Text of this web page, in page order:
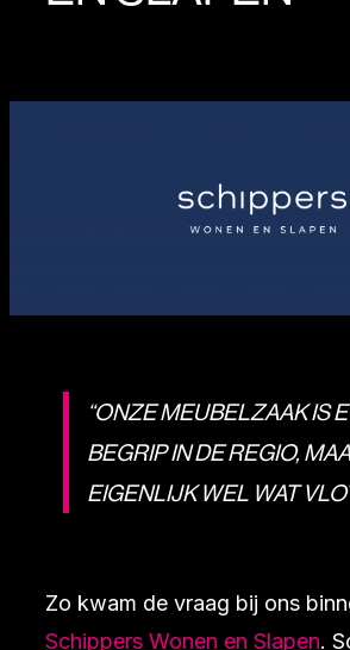
“ONZE MEUBELZAAK IS
BEGRIP IN DE REGIO,
EIGENLIJK WEL WAT
Zo kwam de vraag bij ons
Schippers Wonen en Slapen.